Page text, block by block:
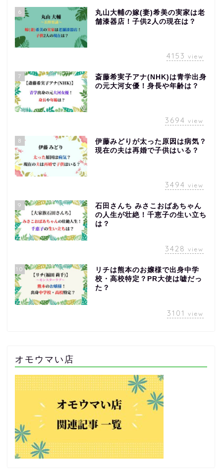
6
丸山大輔の嫁(妻)希美の実家は老
舗漆器店！子供2人の現在は？
4153 view
7
斎藤希実子アナ(NHK)は青学出身
の元大河女優！身長や年齢は？
3694 view
8
伊藤みどりが太った原因は病気？
現在の夫は再婚で子供はいる？
3494 view
9
石田さんち みさこおばあちゃん
の人生が壮絶！千恵子の生い立ち
は？
3428 view
10
リチは熊本のお嬢様で出身中学
校・高校特定？PR大使は嘘だっ
た？
3101 view
オモウマい店